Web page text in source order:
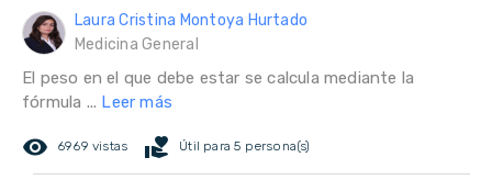
Laura Cristina Montoya Hurtado
Medicina General
El peso en el que debe estar se calcula mediante la
fórmula ... Leer más
remove_red_eye 6969 vistas volunteer_activism Útil para 5 persona(s)